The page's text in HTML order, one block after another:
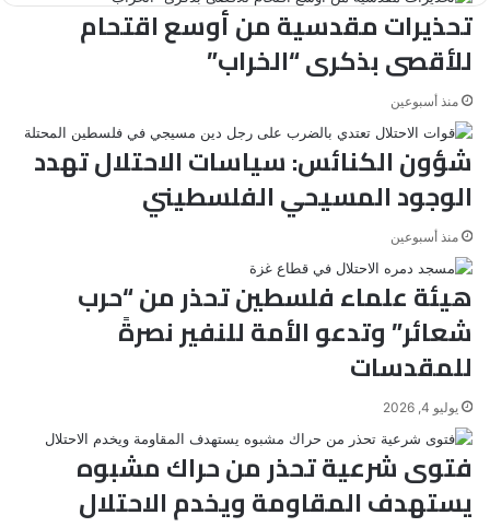
تحذيرات مقدسية من أوسع اقتحام
للأقصى بذكرى “الخراب”
منذ أسبوعين
شؤون الكنائس: سياسات الاحتلال تهدد
الوجود المسيحي الفلسطيني
منذ أسبوعين
هيئة علماء فلسطين تحذر من “حرب
شعائر” وتدعو الأمة للنفير نصرةً
للمقدسات
يوليو 4, 2026
فتوى شرعية تحذر من حراك مشبوه
يستهدف المقاومة ويخدم الاحتلال